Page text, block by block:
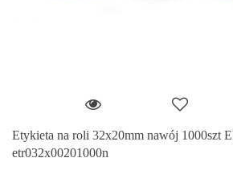
Etykieta na roli 32x20mm nawój 1000szt
etr032x00201000n